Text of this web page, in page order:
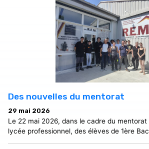
Des nouvelles du mentorat
29 mai 2026
Le 22 mai 2026, dans le cadre du
lycée professionnel, des élèves de 1ère